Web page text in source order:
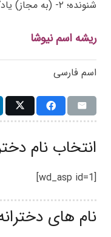
شنونده؛ ۲- (به مجاز) یادگیرنده، آموزنده.
ریشه اسم نیوشا
اسم فارسی
انتخاب نام
[wd_asp id=1]
نام های